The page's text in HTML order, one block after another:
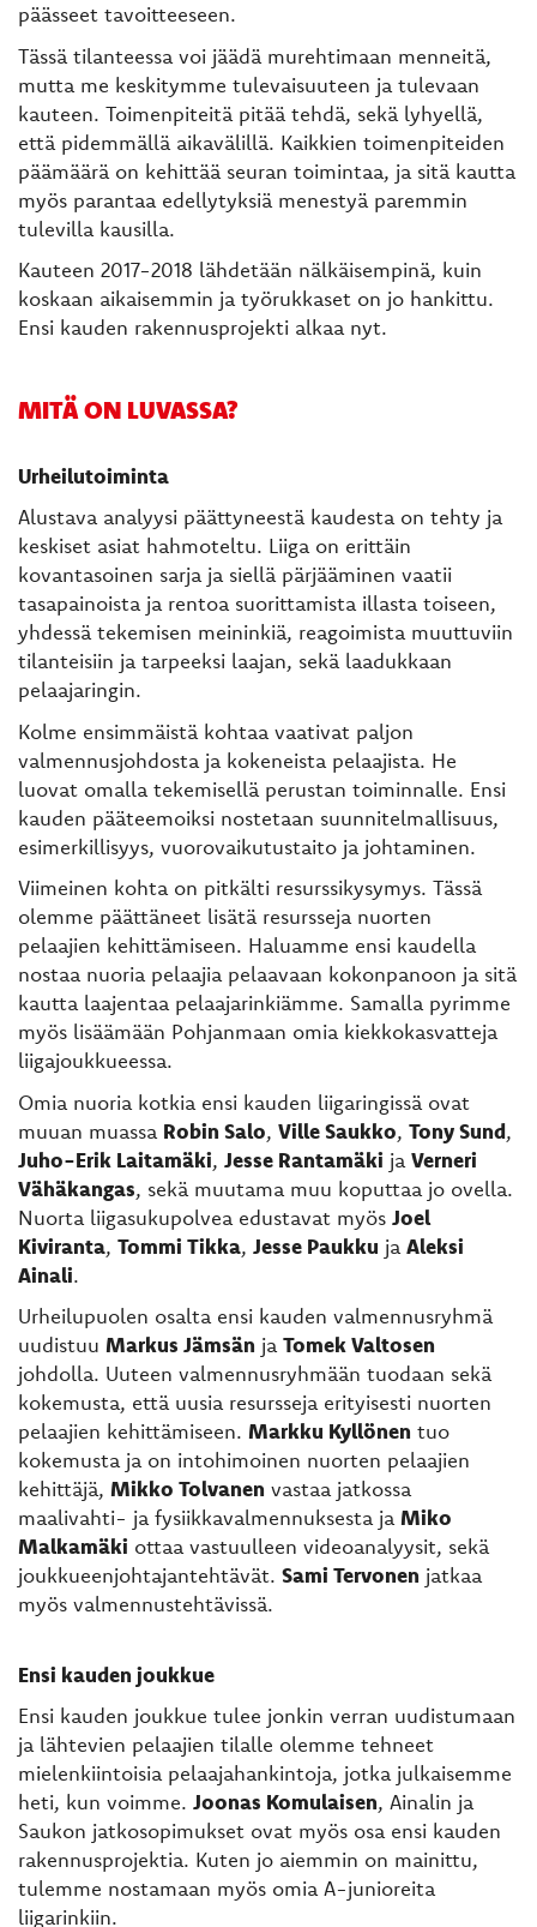
päässeet tavoitteeseen.
Tässä tilanteessa voi jäädä murehtimaan menneitä,
mutta me keskitymme tulevaisuuteen ja tulevaan
kauteen. Toimenpiteitä pitää tehdä, sekä lyhyellä,
että pidemmällä aikavälillä. Kaikkien toimenpiteiden
päämäärä on kehittää seuran toimintaa, ja sitä kautta
myös parantaa edellytyksiä menestyä paremmin
tulevilla kausilla.
Kauteen 2017-2018 lähdetään nälkäisempinä, kuin
koskaan aikaisemmin ja työrukkaset on jo hankittu.
Ensi kauden rakennusprojekti alkaa nyt.
MITÄ ON LUVASSA?
Urheilutoiminta
Alustava analyysi päättyneestä kaudesta on tehty ja
keskiset asiat hahmoteltu. Liiga on erittäin
kovantasoinen sarja ja siellä pärjääminen vaatii
tasapainoista ja rentoa suorittamista illasta toiseen,
yhdessä tekemisen meininkiä, reagoimista muuttuviin
tilanteisiin ja tarpeeksi laajan, sekä laadukkaan
pelaajaringin.
Kolme ensimmäistä kohtaa vaativat paljon
valmennusjohdosta ja kokeneista pelaajista. He
luovat omalla tekemisellä perustan toiminnalle. Ensi
kauden pääteemoiksi nostetaan suunnitelmallisuus,
esimerkillisyys, vuorovaikutustaito ja johtaminen.
Viimeinen kohta on pitkälti resurssikysymys. Tässä
olemme päättäneet lisätä resursseja nuorten
pelaajien kehittämiseen. Haluamme ensi kaudella
nostaa nuoria pelaajia pelaavaan kokonpanoon ja sitä
kautta laajentaa pelaajarinkiämme. Samalla pyrimme
myös lisäämään Pohjanmaan omia kiekkokasvatteja
liigajoukkueessa.
Omia nuoria kotkia ensi kauden liigaringissä ovat
muuan muassa Robin Salo, Ville Saukko, Tony Sund,
Juho-Erik Laitamäki, Jesse Rantamäki ja Verneri
Vähäkangas, sekä muutama muu koputtaa jo ovella.
Nuorta liigasukupolvea edustavat myös Joel
Kiviranta, Tommi Tikka, Jesse Paukku ja Aleksi
Ainali.
Urheilupuolen osalta ensi kauden valmennusryhmä
uudistuu Markus Jämsän jaTomek Valtosen
johdolla. Uuteen valmennusryhmään tuodaan sekä
kokemusta, että uusia resursseja erityisesti nuorten
pelaajien kehittämiseen. Markku Kyllönen tuo
kokemusta ja on intohimoinen nuorten pelaajien
kehittäjä, Mikko Tolvanen vastaa jatkossa
maalivahti- ja fysiikkavalmennuksesta jaMiko
Malkamäki ottaa vastuulleen videoanalyysit, sekä
joukkueenjohtajantehtävät. Sami Tervonen jatkaa
myös valmennustehtävissä.
Ensi kauden joukkue
Ensi kauden joukkue tulee jonkin verran uudistumaan
ja lähtevien pelaajien tilalle olemme tehneet
mielenkiintoisia pelaajahankintoja, jotka julkaisemme
heti, kun voimme. Joonas Komulaisen, Ainalin ja
Saukon jatkosopimukset ovat myös osa ensi kauden
rakennusprojektia. Kuten jo aiemmin on mainittu,
tulemme nostamaan myös omia A-junioreita
liigarinkiin.